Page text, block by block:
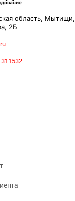
область, Мытищи,
2Б